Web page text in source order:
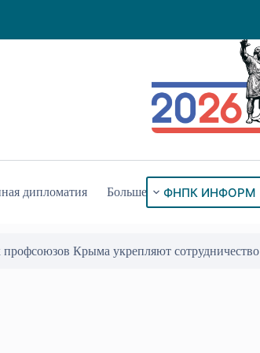
дипломатия Больше ФНПК ИНФОРМ
Крыма укрепляют сотрудничество